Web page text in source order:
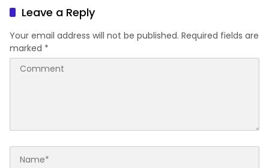
Karakter Generasi Muda
Leave a Reply
Your email address will not be published. Required fields are
marked *